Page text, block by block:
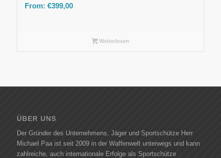
From: €399,00
Weiterlesen
ÜBER UNS
Der Gründer des Unternehmens, Jäger und Sportschütze Herr
Michael Paa ist seit 2009 in der Waffenwelt unterwegs und kann
zahlreiche, auch internationale Erfolge als Sportschütze